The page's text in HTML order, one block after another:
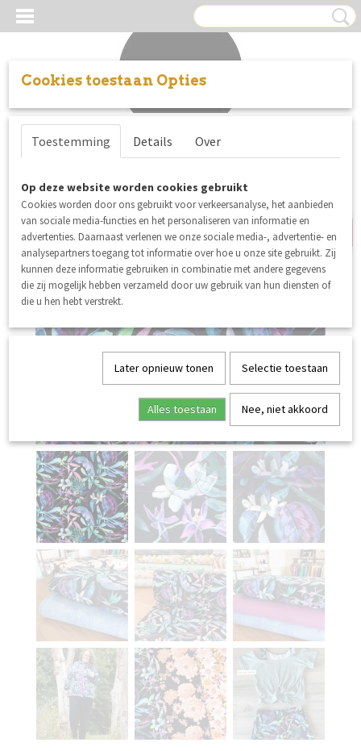
Inloggen Registreren
Cookies toestaan Opties
Toestemming Details Over
Op deze website worden cookies gebruikt
Cookies worden door ons gebruikt voor verkeersanalyse, het aanbieden
van sociale media-functies en het personaliseren van informatie en
advertenties. Daarnaast verlenen we onze sociale media-, advertentie- en
analysepartners toegang tot informatie over hoe u onze site gebruikt. Zij
kunnen deze informatie gebruiken in combinatie met andere gegevens
die zij mogelijk hebben verzameld door uw gebruik van hun diensten of
die u hen hebt verstrekt.
Later opnieuw tonen Selectie toestaan
Alles toestaan Nee, niet akkoord